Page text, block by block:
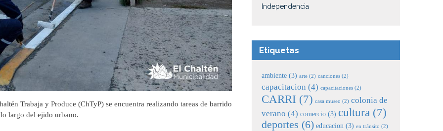
Trabaja y Produce (ChTyP) se encuentra realizando tareas de barrido
largo del ejido urbano.
Independencia
Etiquetas
ambiente (3) arte (2) canciones (2)
capacitacion (4) capacitaciones (2)
CARRI (7) casa museo (2) colonia de
verano (4) comercio (3) cultura (7)
deportes (6) educacion (3) en tránsito (2)